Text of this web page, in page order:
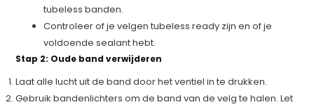
tubeless banden.
Controleer of je velgen tubeless ready zijn en of je
voldoende sealant hebt.
Stap 2: Oude band verwijderen
Laat alle lucht uit de band door het ventiel in te drukken.
Gebruik bandenlichters om de band van de velg te halen. Let